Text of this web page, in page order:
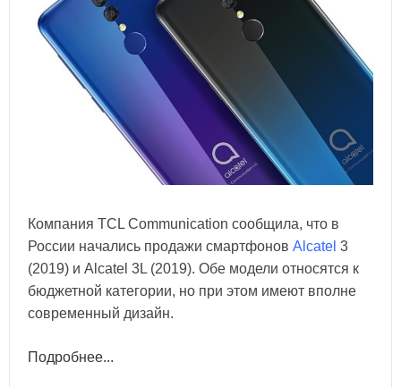
Компания TCL Communication сообщила, что в
России начались продажи смартфонов Alcatel 3
(2019) и Alcatel 3L (2019). Обе модели относятся к
бюджетной категории, но при этом имеют вполне
современный дизайн.
Подробнее...